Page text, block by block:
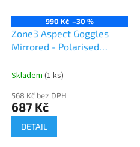
990 Kč –30 %
Zone3 Aspect Goggles
Mirrored - Polarised
Skladem (1 ks)
568 Kč bez DPH
687 Kč
DETAIL